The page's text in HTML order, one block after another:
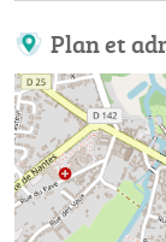
Plan et